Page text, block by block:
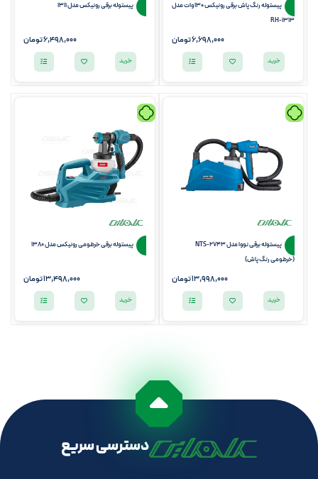
پیستوله رنگ پاش برقی رونیکس 130 وات مدل
RH-1313
6,698,000تومان
خرید
پیستوله برقی رونیکس مدل 1311
6,498,000تومان
خرید
پیستوله برقی نووا مدل NTS-2743
(خرطومی رنگ پاش)
13,998,000تومان
خرید
پیستوله برقی خرطومی رونیکس مدل 1380
13,498,000تومان
خرید
دسترسی سریع